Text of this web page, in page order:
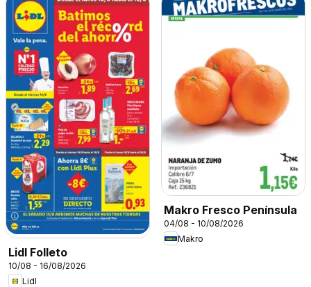
Lidl Folleto
10/08 - 16/08/2026
Lidl
Makro Fresco Península
04/08 - 10/08/2026
Makro